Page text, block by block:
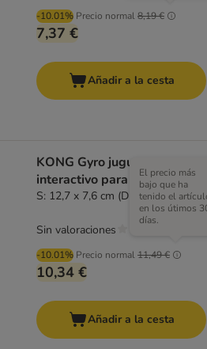
-10.01% Precio normal8,19 €
7,37 €
Añadir a la cesta
KONG Gyro juguete
interactivo para cachorros
S: 12,7 x 7,6 cm (Diám x Al)
-10.01% Precio normal11,49 €
El precio más
bajo que ha
tenido el
en los útimos
días.
10,34 €
Sin valoraciones
Añadir a la cesta